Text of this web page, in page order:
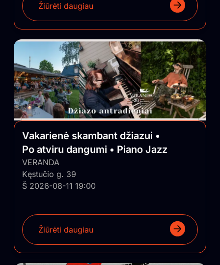
Žiūrėti daugiau
Vakarienė skambant džiazui •
Po atviru dangumi • Piano Jazz
VERANDA
Kęstučio g. 39
Š 2026-08-11 19:00
Žiūrėti daugiau